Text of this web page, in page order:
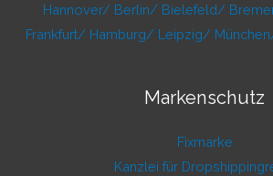
Hannover/ Berlin/ Bielefeld/
Frankfurt/ Hamburg/ Leipzig/
Markenschutz
Fixmarke
Kanzlei für